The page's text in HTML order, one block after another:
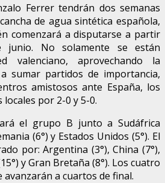
Ferrer tendrán dos semanas
de agua sintética española,
comenzará a disputarse a partir
junio. No solamente se están
valenciano, aprovechando la
sumar partidos de importancia,
amistosos ante España, los
por 2-0 y 5-0.
el grupo B junto a Sudáfrica
(6°) y Estados Unidos (5°). El
por: Argentina (3°), China (7°),
y Gran Bretaña (8°). Los cuatro
avanzarán a cuartos de final.